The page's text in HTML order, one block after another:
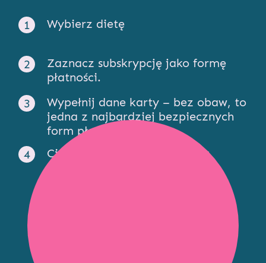
Wybierz dietę
Zaznacz subskrypcję jako formę
płatności.
Wypełnij dane karty – bez obaw, to
jedna z najbardziej bezpiecznych
form płatności.
Ciesz się zdrową dietą, która
każdego dnia opłaca się sama.